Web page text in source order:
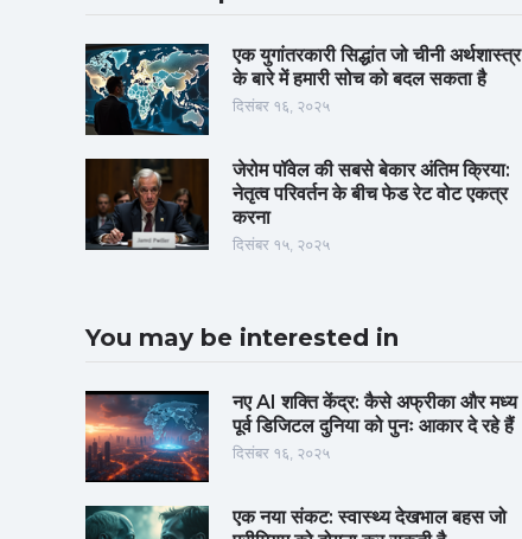
एक युगांतरकारी सिद्धांत जो चीनी अर्थशास्त्र
के बारे में हमारी सोच को बदल सकता है
दिसंबर १६, २०२५
जेरोम पॉवेल की सबसे बेकार अंतिम क्रिया:
नेतृत्व परिवर्तन के बीच फेड रेट वोट एकत्र
करना
दिसंबर १५, २०२५
You may be interested in
नए AI शक्ति केंद्र: कैसे अफ्रीका और मध्य
पूर्व डिजिटल दुनिया को पुनः आकार दे रहे हैं
दिसंबर १६, २०२५
एक नया संकट: स्वास्थ्य देखभाल बहस जो